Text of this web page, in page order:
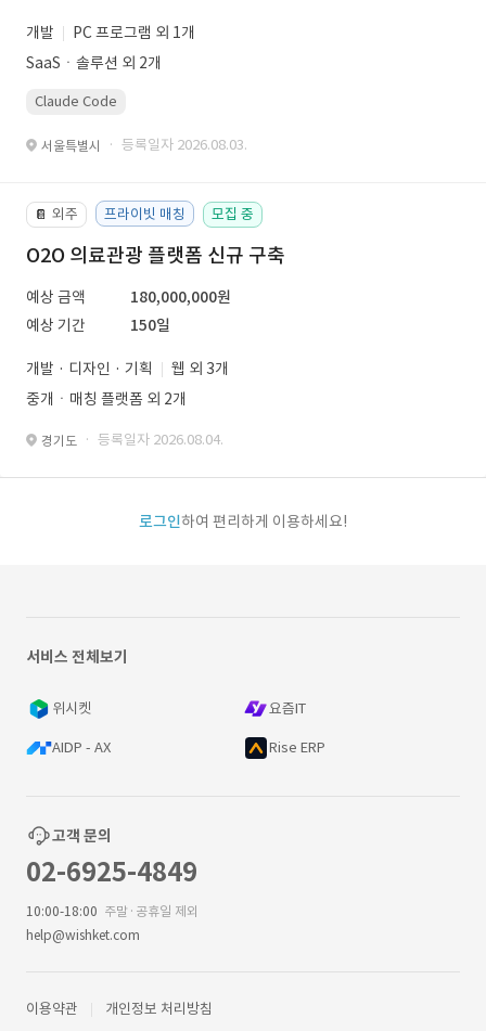
개발
PC 프로그램 외 1개
SaaSㆍ솔루션 외 2개
Claude Code
서울특별시 · 등록일자 2026.08.03.
📔 외주 프라이빗 매칭 모집 중
O2O 의료관광 플랫폼 신규 구축
예상 금액
180,000,000원
예상 기간
150일
개발 · 디자인 · 기획
웹 외 3개
중개ㆍ매칭 플랫폼 외 2개
경기도 · 등록일자 2026.08.04.
로그인하여 편리하게 이용하세요!
서비스 전체보기
위시켓 요즘IT
AIDP - AX Rise ERP
고객 문의
02-6925-4849
10:00-18:00 주말·공휴일 제외
help@wishket.com
이용약관 개인정보 처리방침